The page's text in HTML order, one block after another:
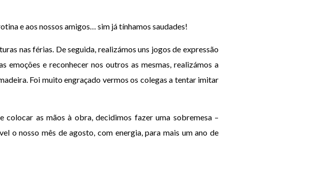
e aos nossos amigos… sim já tínhamos saudades!
nas férias. De seguida, realizámos uns jogos de expressão
e reconhecer nos outros as mesmas, realizámos a
Foi muito engraçado vermos os colegas a tentar imitar
as mãos à obra, decidimos fazer uma sobremesa –
o nosso mês de agosto, com energia, para mais um ano de